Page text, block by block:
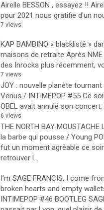
Airelle BESSON , essayez !!
pour 2021 nous gratifie d'un
7 views
KAP BAMBINO « blacklisté »
maisons de retraite Après
des Inrocks plus récemment,
7 views
JOY : nouvelle planète
Venus / INTIMEPOP #55 Ce
OBEL avait annulé son concert,
6 views
THE NORTH BAY MOUSTACHE
la barbe qui pousse / Young
fut un moment agréable ce
retrouver l...
I’m SAGE FRANCIS, I come
broken hearts and empty
INTIMEPOP #46 BOOTLEG